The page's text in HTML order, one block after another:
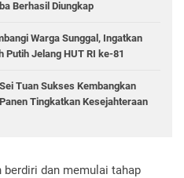
Berhasil Diungkap
Warga Sunggal, Ingatkan
Putih Jelang HUT RI ke-81
Tuan Sukses Kembangkan
Tingkatkan Kesejahteraan
berdiri dan memulai tahap